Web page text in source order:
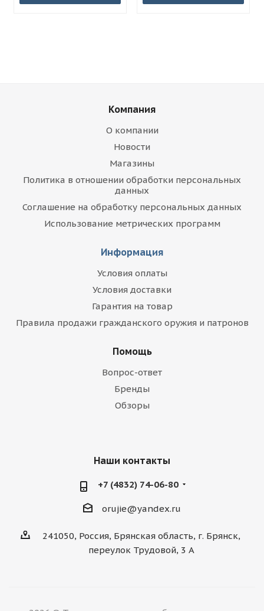
Компания
О компании
Новости
Магазины
Политика в отношении обработки персональных
данных
Соглашение на обработку персональных данных
Использование метрических программ
Информация
Условия оплаты
Условия доставки
Гарантия на товар
Правила продажи гражданского оружия и патронов
Помощь
Вопрос-ответ
Бренды
Обзоры
Наши контакты
+7 (4832) 74-06-80
orujie@yandex.ru
241050, Россия, Брянская область, г. Брянск,
переулок Трудовой, 3 А